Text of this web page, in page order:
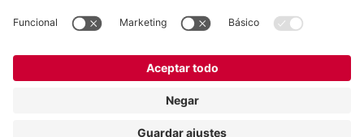
Política de privacidad